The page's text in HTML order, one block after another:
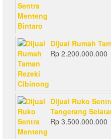
Dijual Rumah
Rp 2.200.000.000
Dijual Ruko
Tangerang
Rp 3.500.000.000